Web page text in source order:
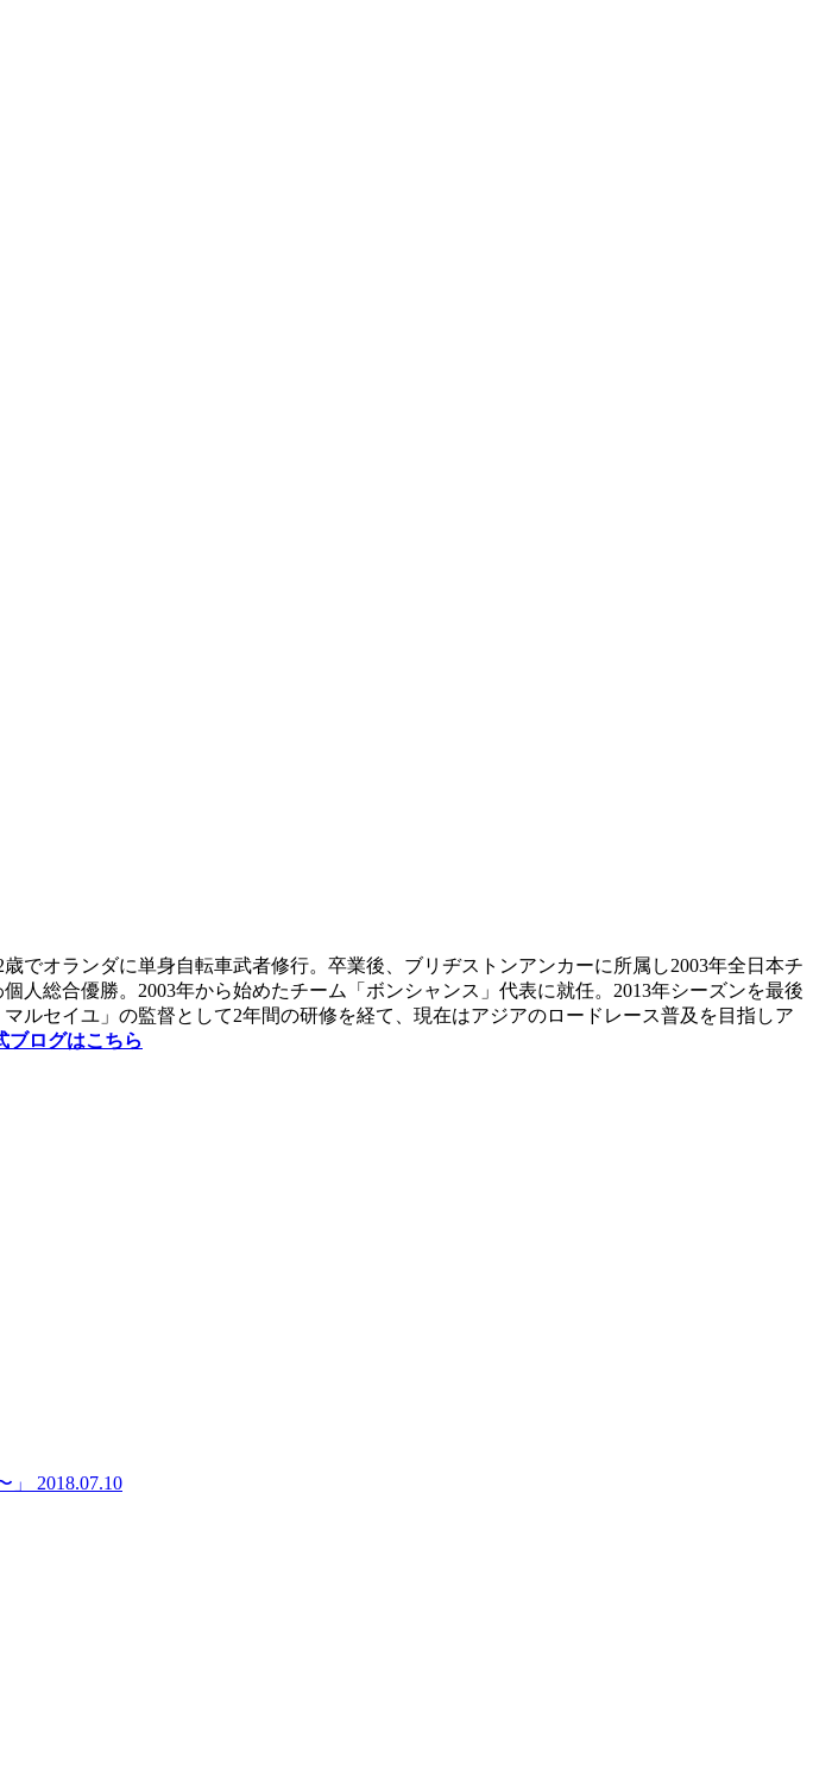
でオランダに単身自転車武者修行。卒業後、ブリヂストンアンカーに所属し2003年全日本チ
人総合優勝。2003年から始めたチーム「ボンシャンス」代表に就任。2013年シーズンを最後
ルセイユ」の監督として2年間の研修を経て、現在はアジアのロードレース普及を目指しア
ブログはこちら
2018.07.10